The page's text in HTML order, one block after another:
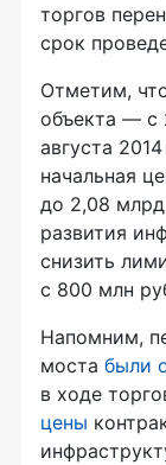
торгов
срок
Отметим,
объекта — с
августа
начальная
до 2,08
развития
снизить
с 800 млн
Напомним,
моста были
в ходе
цены